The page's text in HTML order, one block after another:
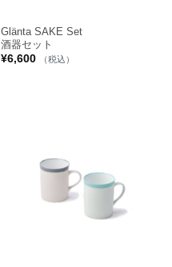
Glänta SAKE Set
酒器セット
¥6,600 （税込）